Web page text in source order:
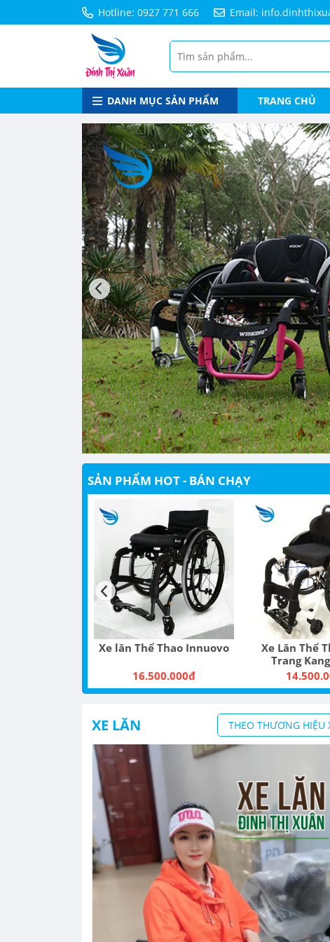
Hotline: 0927 771 666 Email:
DANH MỤC SẢN PHẨM TRANG CHỦ
SẢN PHẨM HOT - BÁN CHẠY
Xe lăn Thể Thao Innuovo
Xe Lăn Thể Thao Thời
Trang Kangjainjie
XE LĂN THEO THƯƠNG HIỆU